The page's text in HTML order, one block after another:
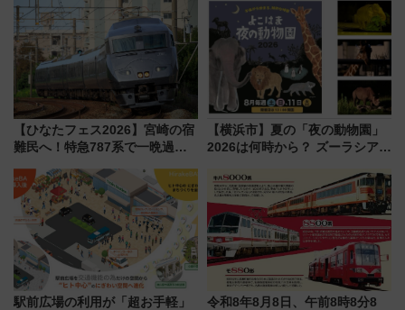
注目スポット
やり＆スタミナグルメ」6選【新
店舗も！】
【ひなたフェス2026】宮崎の宿
難民へ！特急787系で一晩過ご
ローおひさま」が救世主に？
【横浜市】夏の「夜の動物園」
2026は何時から？ ズーラシア・
見どころ、限定イベントを徹底
解説！
駅前広場の利用が「超お手軽」
令和8年8月8日、午前8時8分8